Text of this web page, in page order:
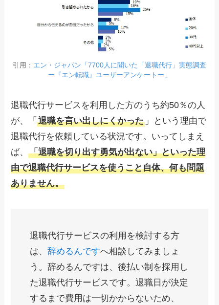
引用： エン・ジャパン「7700人に聞いた「退職代行」実態調査
ー『エン転職』ユーザーアンケートー」
退職代行サービスを利用した方のうち約50％の人
が、「退職を言い出しにくかった 」という理由で
退職代行を依頼している状況です。いってしまえ
ば、「退職を切り出す勇気が出ない」といった理
由で退職代行サービスを使うこと自体、何も問題
ありません。
退職代行サービスの利用を検討する方
は、辞めるんですへ相談してみましょ
う。辞めるんですは、後払い制を採用し
た退職代行サービスです。退職日が決定
するまで費用は一切かからないため、